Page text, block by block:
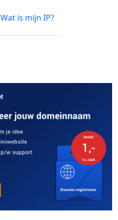
Wat is mijn IP?